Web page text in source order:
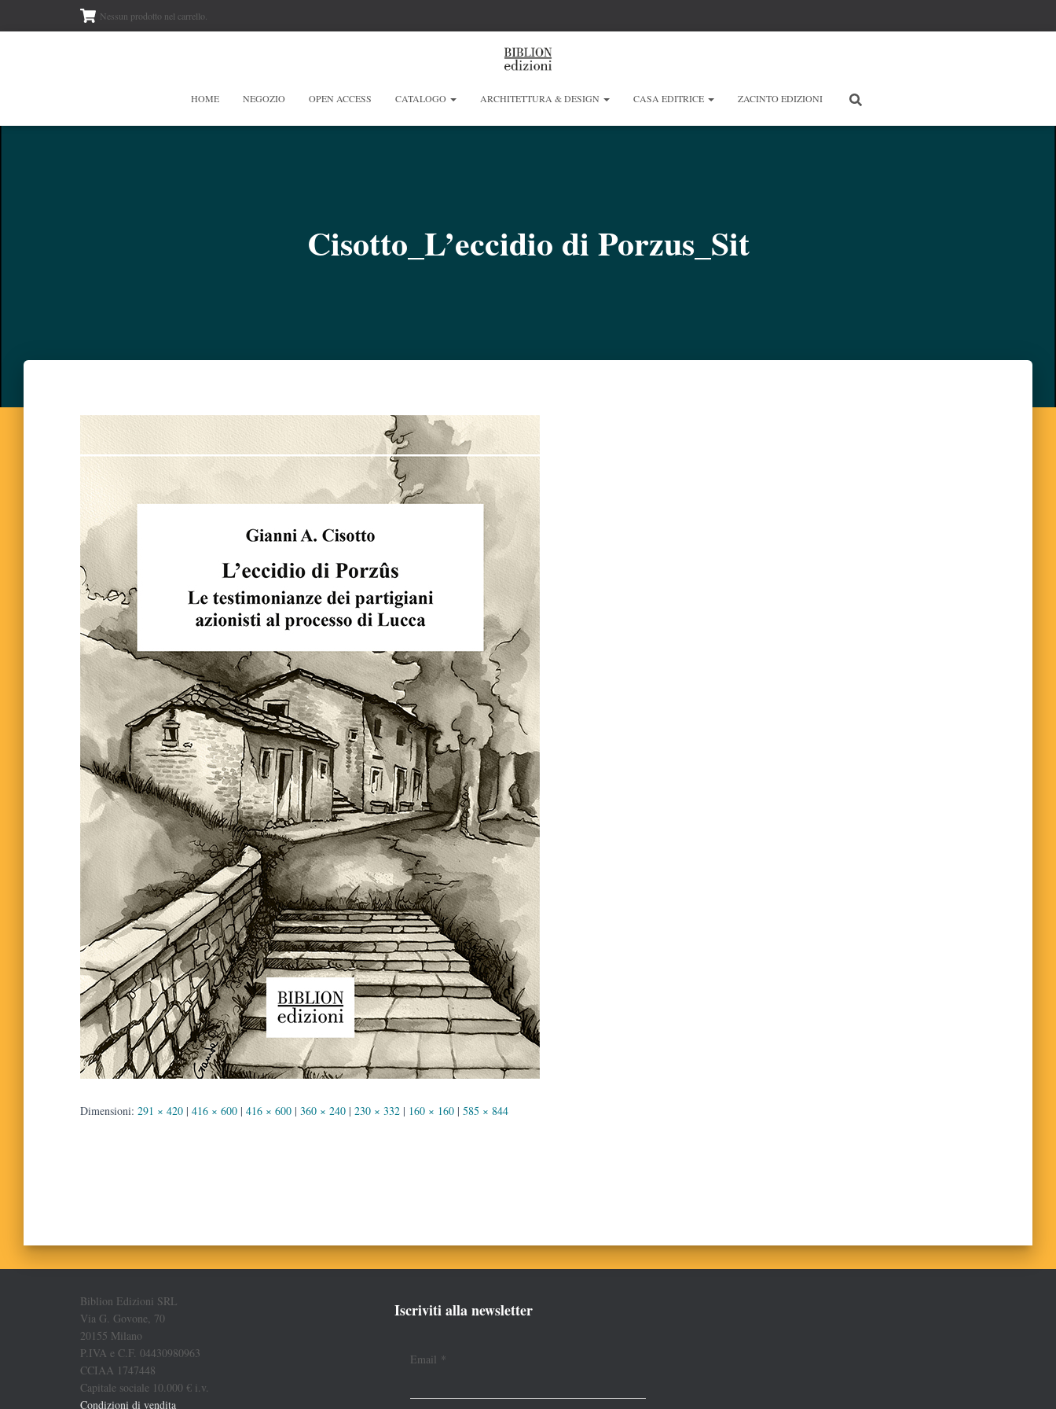
Nessun prodotto nel carrello.
HOME NEGOZIO OPEN ACCESS CATALOGO ARCHITETTURA & DESIGN CASA EDITRICE ZACINTO EDIZIONI
Cisotto_L’eccidio di Porzus_Sit
Dimensioni: 291 × 420 | 416 × 600 | 416 × 600 | 360 × 240 | 230 × 332 | 160 × 160 | 585 × 844
Biblion Edizioni SRL
Via G. Govone, 70
20155 Milano
P.IVA e C.F. 04430980963
CCIAA 1747448
Capitale sociale 10.000 € i.v.
Condizioni di vendita
Iscriviti alla newsletter
Email *